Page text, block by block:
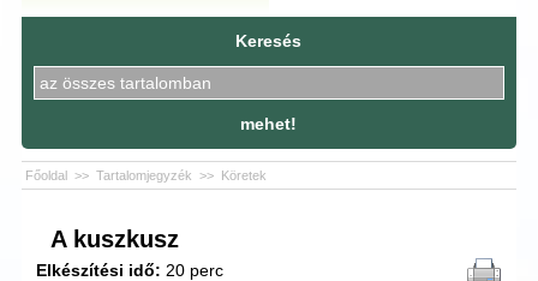
Keresés
mehet!
Főoldal >> Tartalomjegyzék >> Köretek
A kuszkusz
Elkészítési idő: 20 perc